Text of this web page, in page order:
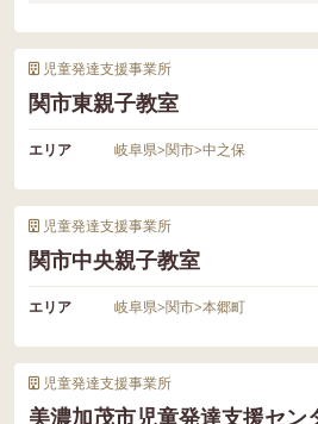
児童発達支援事業所
関市東親子教室
エリア 岐阜県>関市>中之保
児童発達支援事業所
関市中央親子教室
エリア 岐阜県>関市>本郷町
児童発達支援事業所
美濃加茂市児童発達支援セ